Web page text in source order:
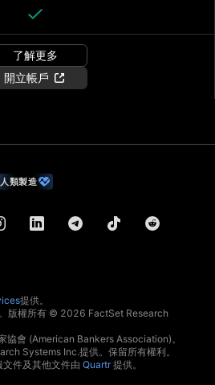
了解更多
開立帳戶
人類製造
提供。
版權所有 © 2026 FactSet Research
會 (American Bankers Association)。
Systems Inc.提供。保留所有權利。
件及其他文件由 Quartr提供。